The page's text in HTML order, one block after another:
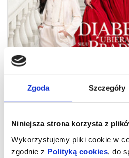
Zgoda Szczegóły
Niniejsza strona korzysta z
Wykorzystujemy pliki cookie w
zgodnie z Polityką cookies , do